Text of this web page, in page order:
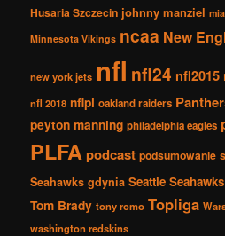
Husaria Szczecin johnny manziel
Minnesota Vikings ncaa New
new york jets nfl nfl24 nfl2015
nfl 2018 nflpl oakland raiders
peyton manning philadelphia eagles
PLFApodcast podsumowanie
Seahawks gdynia Seattle Seahawks
Tom Brady tony romo Topliga
washington redskins